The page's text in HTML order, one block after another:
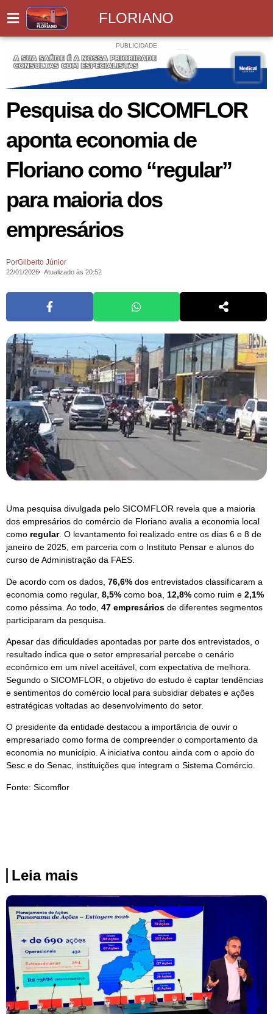
FLORIANO
PUBLICIDADE
Pesquisa do SICOMFLOR
aponta economia de
Floriano como “regular”
para maioria dos
empresários
PorGilberto Júnior
22/01/2026 Atualizado às 20:52
Uma pesquisa divulgada pelo SICOMFLOR revela que a maioria
dos empresários do comércio de Floriano avalia a economia local
como regular. O levantamento foi realizado entre os dias 6 e 8 de
janeiro de 2025, em parceria com o Instituto Pensar e alunos do
curso de Administração da FAES.
De acordo com os dados, 76,6% dos entrevistados classificaram a
economia como regular, 8,5% como boa, 12,8% como ruim e 2,1%
como péssima. Ao todo, 47 empresários de diferentes segmentos
participaram da pesquisa.
Apesar das dificuldades apontadas por parte dos entrevistados, o
resultado indica que o setor empresarial percebe o cenário
econômico em um nível aceitável, com expectativa de melhora.
Segundo o SICOMFLOR, o objetivo do estudo é captar tendências
e sentimentos do comércio local para subsidiar debates e ações
estratégicas voltadas ao desenvolvimento do setor.
O presidente da entidade destacou a importância de ouvir o
empresariado como forma de compreender o comportamento da
economia no município. A iniciativa contou ainda com o apoio do
Sesc e do Senac, instituições que integram o Sistema Comércio.
Fonte: Sicomflor
Leia mais